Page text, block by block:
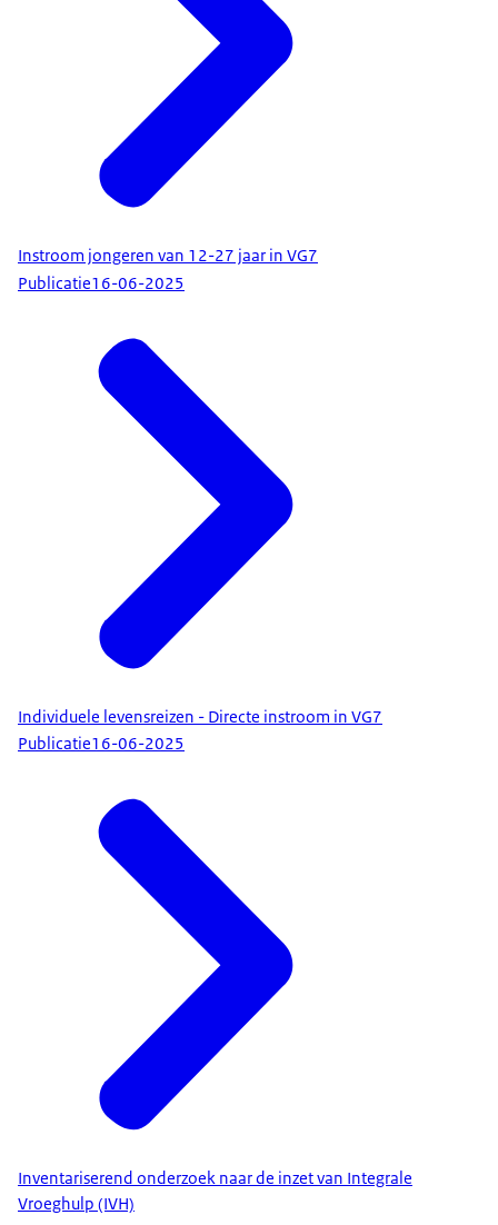
Instroom jongeren van 12-27 jaar in VG7
Publicatie16-06-2025
Individuele levensreizen - Directe instroom in VG7
Publicatie16-06-2025
Inventariserend onderzoek naar de inzet van Integrale
Vroeghulp (IVH)